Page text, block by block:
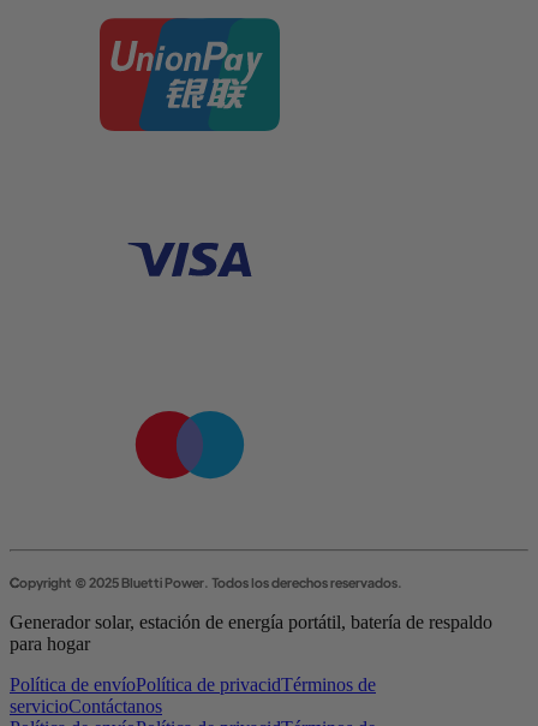
Copyright © 2025 Bluetti Power. Todos los derechos reservados.
Generador solar, estación de energía portátil, batería de respaldo
para hogar
Política de envíoPolítica de privacidTérminos de
servicioContáctanos